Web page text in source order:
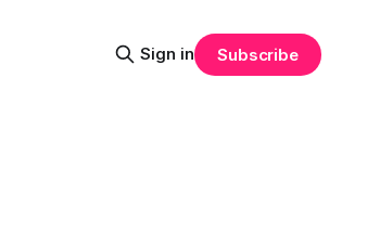
Sign in Subscribe